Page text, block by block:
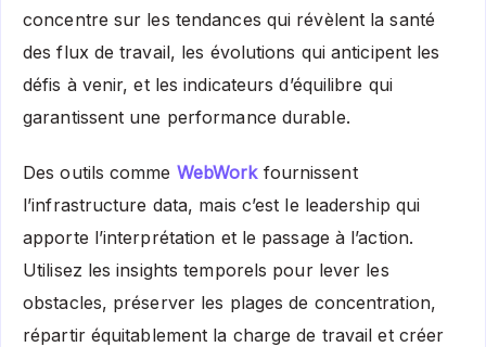
concentre sur les tendances qui révèlent la santé
des flux de travail, les évolutions qui anticipent les
défis à venir, et les indicateurs d’équilibre qui
garantissent une performance durable.
Des outils comme WebWorkfournissent
l’infrastructure data, mais c’est le leadership qui
apporte l’interprétation et le passage à l’action.
Utilisez les insights temporels pour lever les
obstacles, préserver les plages de concentration,
répartir équitablement la charge de travail et créer